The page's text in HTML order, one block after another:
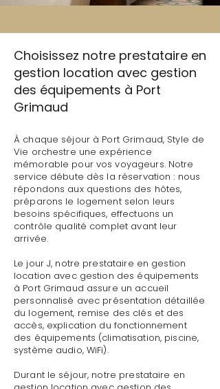
Choisissez notre prestataire en
gestion location avec gestion
des équipements à Port
Grimaud
À chaque séjour à Port Grimaud, Style de
Vie orchestre une expérience
mémorable pour vos voyageurs. Notre
service débute dès la réservation : nous
répondons aux questions des hôtes,
préparons le logement selon leurs
besoins spécifiques, effectuons un
contrôle qualité complet avant leur
arrivée.
Le jour J, notre prestataire en gestion
location avec gestion des équipements
à Port Grimaud assure un accueil
personnalisé avec présentation détaillée
du logement, remise des clés et des
accès, explication du fonctionnement
des équipements (climatisation, piscine,
système audio, WiFi).
Durant le séjour, notre prestataire en